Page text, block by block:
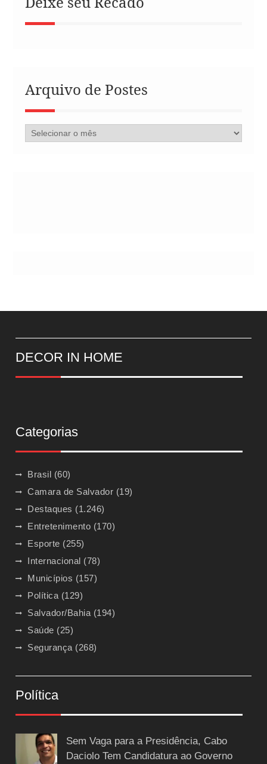
Arquivo de Postes
Arquivo
de
DECOR IN HOME
Categorias
Brasil (60)
Camara de Salvador (19)
Destaques (1.246)
Entretenimento (170)
Esporte (255)
Internacional (78)
Municípios (157)
Política (129)
Salvador/Bahia (194)
Saúde (25)
Segurança (268)
Política
Sem Vaga para a Presidência, Cabo
Daciolo Tem Candidatura ao Governo